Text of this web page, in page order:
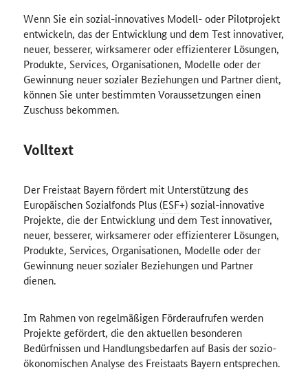
Wenn Sie ein sozial-innovatives Modell- oder Pilotprojekt
entwickeln, das der Entwicklung und dem Test innovativer,
neuer, besserer, wirksamerer oder effizienterer Lösungen,
Produkte, Services, Organisationen, Modelle oder der
Gewinnung neuer sozialer Beziehungen und Partner dient,
können Sie unter bestimmten Voraussetzungen einen
Zuschuss bekommen.
Volltext
Der Freistaat Bayern fördert mit Unterstützung des
Europäischen Sozialfonds Plus (ESF+) sozial-innovative
Projekte, die der Entwicklung und dem Test innovativer,
neuer, besserer, wirksamerer oder effizienterer Lösungen,
Produkte, Services, Organisationen, Modelle oder der
Gewinnung neuer sozialer Beziehungen und Partner
dienen.
Im Rahmen von regelmäßigen Förderaufrufen werden
Projekte gefördert, die den aktuellen besonderen
Bedürfnissen und Handlungsbedarfen auf Basis der sozio-
ökonomischen Analyse des Freistaats Bayern entsprechen.